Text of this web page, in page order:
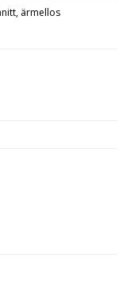
ärmellos